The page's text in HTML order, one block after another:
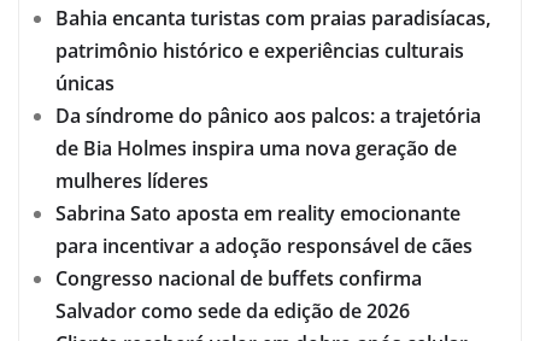
Bahia encanta turistas com praias paradisíacas,
patrimônio histórico e experiências culturais
únicas
Da síndrome do pânico aos palcos: a trajetória
de Bia Holmes inspira uma nova geração de
mulheres líderes
Sabrina Sato aposta em reality emocionante
para incentivar a adoção responsável de cães
Congresso nacional de buffets confirma
Salvador como sede da edição de 2026